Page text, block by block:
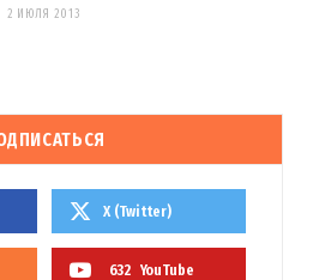
2 ИЮЛЯ 2013
X (Twitter)
632 YouTube